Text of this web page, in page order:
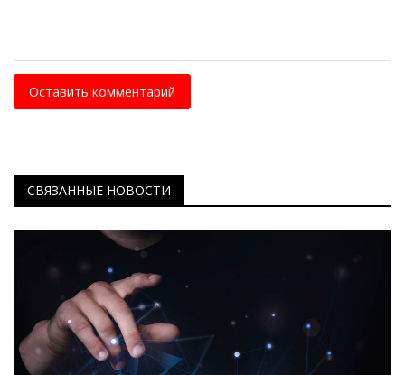
Оставить комментарий
СВЯЗАННЫЕ НОВОСТИ